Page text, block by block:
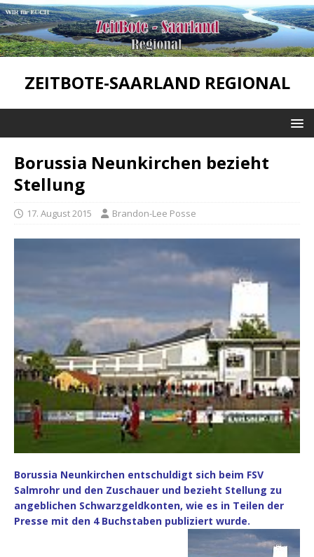
ZEITBOTE-SAARLAND REGIONAL
Borussia Neunkirchen bezieht
Stellung
17. August 2015 Brandon-Lee Posse
Borussia Neunkirchen entschuldigt sich beim FSV
Salmrohr und den Zuschauer und bezieht Stellung zu
angeblichen Schwarzgeldkonten, wie es in Teilen der
Presse mit den 4 Buchstaben publiziert wurde.